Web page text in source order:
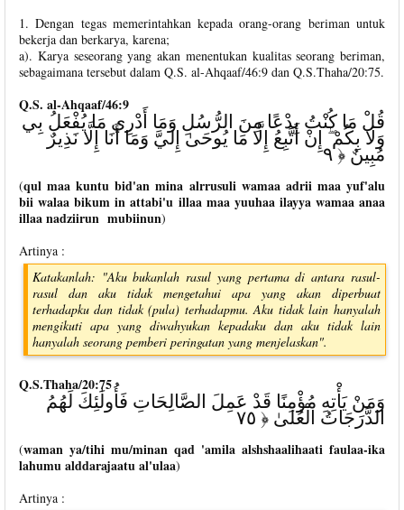
1. Dengan tegas memerintahkan kepada orang-orang beriman untuk
bekerja dan berkarya, karena;
a). Karya seseorang yang akan menentukan kualitas seorang beriman,
sebagaimana tersebut dalam Q.S. al-Ahqaaf/46:9 dan Q.S.Thaha/20:75.
Q.S. al-Ahqaaf/46:9
قُلْ مَا كُنْتُ بِدْعًا مِنَ الرُّسُلِ وَمَا أَدْرِي مَا يُفْعَلُ بِي
وَلَا بِكُمْ ۖ إِنْ أَتَّبِعُ إِلَّا مَا يُوحَىٰ إِلَيَّ وَمَا أَنَا إِلَّا نَذِيرٌ
مُبِينٌ ﴿ ٩
(qul maa kuntu bid'an mina alrrusuli wamaa adrii maa yuf'alu
bii walaa bikum in attabi'u illaa maa yuuhaa ilayya wamaa anaa
illaa nadziirun mubiinun)
Artinya :
Katakanlah: "Aku bukanlah rasul yang pertama di antara rasul-
rasul dan aku tidak mengetahui apa yang akan diperbuat
terhadapku dan tidak (pula) terhadapmu. Aku tidak lain hanyalah
mengikuti apa yang diwahyukan kepadaku dan aku tidak lain
hanyalah seorang pemberi peringatan yang menjelaskan".
Q.S.Thaha/20:75
وَمَنْ يَأْتِهِ مُؤْمِنًا قَدْ عَمِلَ الصَّالِحَاتِ فَأُولَٰئِكَ لَهُمُ
الدَّرَجَاتُ الْعُلَىٰ ﴿ ٧٥
(waman ya/tihi mu/minan qad 'amila alshshaalihaati faulaa-ika
lahumu alddarajaatu al'ulaa)
Artinya :